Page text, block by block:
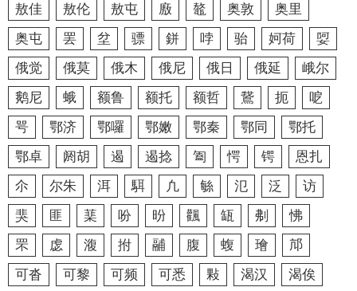
敖佳
敖伦 敖屯 廒 鼇 奥敦
奥里
奥屯
罢 坌 骠 鉼 哱 骀 妸荷
娿
俄觉
俄莫 俄木 俄尼 俄日 俄延
峨尔
鹅尼
蛾 额鲁 额托 额哲 鵞 扼
呝
咢
鄂济 鄂囉 鄂嫩 鄂秦 鄂同
鄂托
鄂卓
阏胡 遏 遏捻 㔩 愕 锷
恩扎
尒
尔朱 洱 駬 凢 䋣 氾 泛
访
猆
匪 䕁 吩 昐 飌 缻 刜
怫
罘
虙 澓 拊 鬴 腹 蝮 璯
邟
可沓
可黎 可频 可悉 敤 渴汉
渴俟